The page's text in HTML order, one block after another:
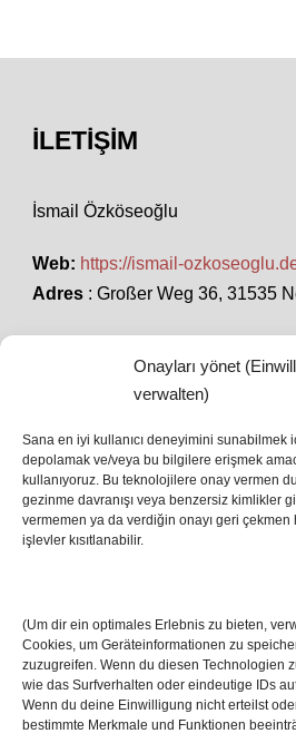
Onayları yönet
verwalten)
Sana en iyi kullanıcı deneyimini sunabilmek
depolamak ve/veya bu bilgilere erişmek
kullanıyoruz. Bu teknolojilere onay vermen
gezinme davranışı veya benzersiz kimlikler
vermemen ya da verdiğin onayı geri çekmen
işlevler kısıtlanabilir.
(Um dir ein optimales Erlebnis zu bieten,
Cookies, um Geräteinformationen zu
zuzugreifen. Wenn du diesen Technologien
wie das Surfverhalten oder eindeutige IDs
Wenn du deine Einwilligung nicht erteilst
bestimmte Merkmale und Funktionen
İLETIŞIM
İsmail Özköseoğlu
Web: https://ismail-
Adres : Großer Weg 36, 31535
SON HABERLER
İstanbul’da Avrupa Ligi
Villa Boğaz’da Tarih
08 May 2026
17 Nis 2026